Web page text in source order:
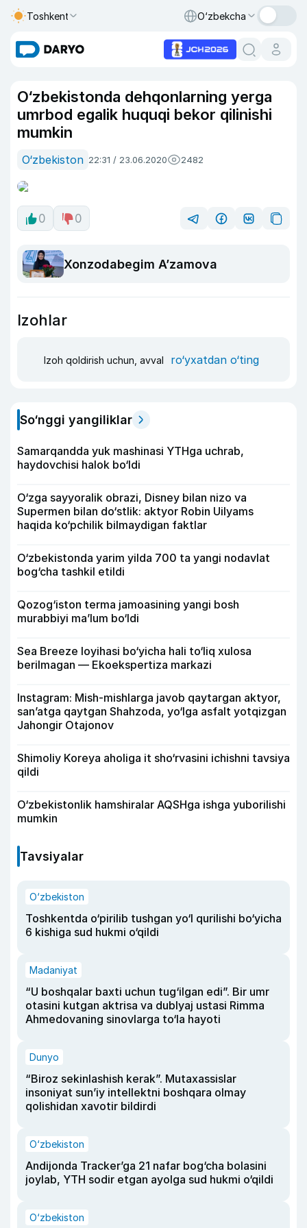
Toshkent O‘zbekcha
O‘zbekistonda dehqonlarning yerga
umrbod egalik huquqi bekor qilinishi
mumkin
O‘zbekiston 22:31 / 23.06.2020 2482
0 0
Xonzodabegim A’zamova
Izohlar
Izoh qoldirish uchun, avval ro‘yxatdan o‘ting
So‘nggi yangiliklar
Samarqandda yuk mashinasi YTHga uchrab,
haydovchisi halok bo‘ldi
O‘zga sayyoralik obrazi, Disney bilan nizo va
Supermen bilan do‘stlik: aktyor Robin Uilyams
haqida ko‘pchilik bilmaydigan faktlar
O‘zbekistonda yarim yilda 700 ta yangi nodavlat
bog‘cha tashkil etildi
Qozog‘iston terma jamoasining yangi bosh
murabbiyi ma’lum bo‘ldi
Sea Breeze loyihasi bo‘yicha hali to‘liq xulosa
berilmagan — Ekoekspertiza markazi
Instagram: Mish-mishlarga javob qaytargan aktyor,
san’atga qaytgan Shahzoda, yo‘lga asfalt yotqizgan
Jahongir Otajonov
Shimoliy Koreya aholiga it sho‘rvasini ichishni tavsiya
qildi
O‘zbekistonlik hamshiralar AQSHga ishga yuborilishi
mumkin
Tavsiyalar
O‘zbekiston
Toshkentda o‘pirilib tushgan yo‘l qurilishi bo‘yicha
6 kishiga sud hukmi o‘qildi
Madaniyat
“U boshqalar baxti uchun tug‘ilgan edi”. Bir umr
otasini kutgan aktrisa va dublyaj ustasi Rimma
Ahmedovaning sinovlarga to‘la hayoti
Dunyo
“Biroz sekinlashish kerak”. Mutaxassislar
insoniyat sun’iy intellektni boshqara olmay
qolishidan xavotir bildirdi
O‘zbekiston
Andijonda Tracker’ga 21 nafar bog‘cha bolasini
joylab, YTH sodir etgan ayolga sud hukmi o‘qildi
O‘zbekiston